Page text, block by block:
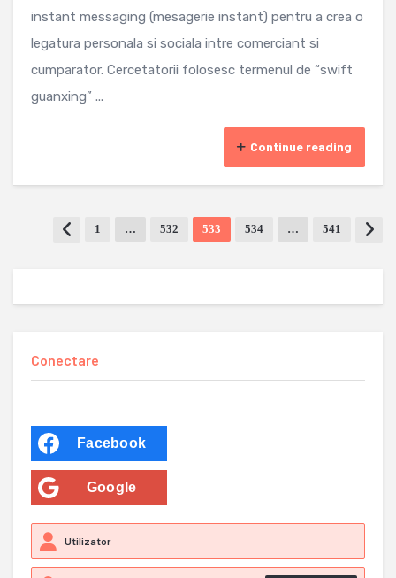
instant messaging (mesagerie instant) pentru a crea o
legatura personala si sociala intre comerciant si
cumparator. Cercetatorii folosesc termenul de “swift
guanxing” ...
Continue reading
1 … 532 533 534 … 541
Conectare
Facebook
Google